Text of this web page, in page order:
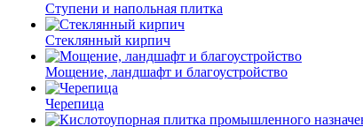
Ступени и напольная плитка
Cтеклянный кирпич
Мощение, ландшафт и благоустройство
Черепица